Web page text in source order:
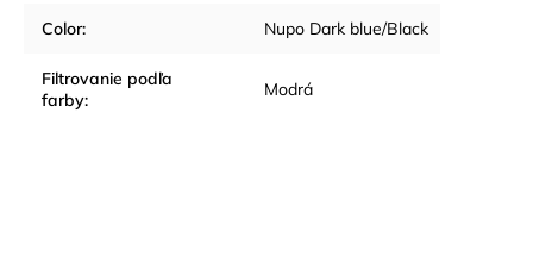
Color: Nupo Dark blue/Black
Filtrovanie podľa
farby: Modrá